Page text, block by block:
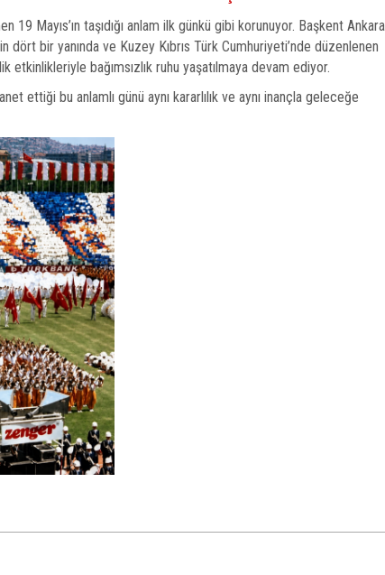
19 Mayıs’ın taşıdığı anlam ilk günkü gibi korunuyor. Başkent Ankara
dört bir yanında ve Kuzey Kıbrıs Türk Cumhuriyeti’nde düzenlenen
etkinlikleriyle bağımsızlık ruhu yaşatılmaya devam ediyor.
ettiği bu anlamlı günü aynı kararlılık ve aynı inançla geleceğe